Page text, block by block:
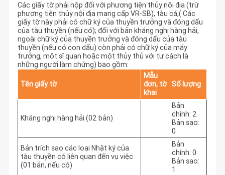
Các giấy tờ phải nộp đối với phương tiện thủy nội địa (trừ
phương tiện thủy nội địa mang cấp VR-SB), tàu cá,( Các
giấy tờ này phải có chữ ký của thuyền trưởng và đóng dấu
của tàu thuyền (nếu có); đối với bản kháng nghị hàng hải,
ngoài chữ ký của thuyền trưởng và đóng dấu của tàu
thuyền (nếu có con dấu) còn phải có chữ ký của máy
trưởng, một sĩ quan hoặc một thủy thủ với tư cách là
những người làm chứng) bao gồm:
Tên giấy tờ
Mẫu
đơn, tờ
khai
Số lượng
Kháng nghị hàng hải (02 bản)
Bản
chính: 2
Bản sao:
0
Bản trích sao các loại Nhật ký của
tàu thuyền có liên quan đến vụ việc
(01 bản, nếu có)
Bản
chính: 0
Bản sao:
1